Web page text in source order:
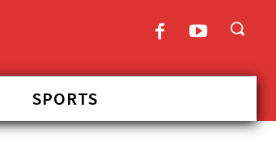
SPORTS